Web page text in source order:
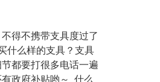
得不携带支具度过了
什么样的支具？支具
都要打很多电话一遍
政府补贴哟～ 什么